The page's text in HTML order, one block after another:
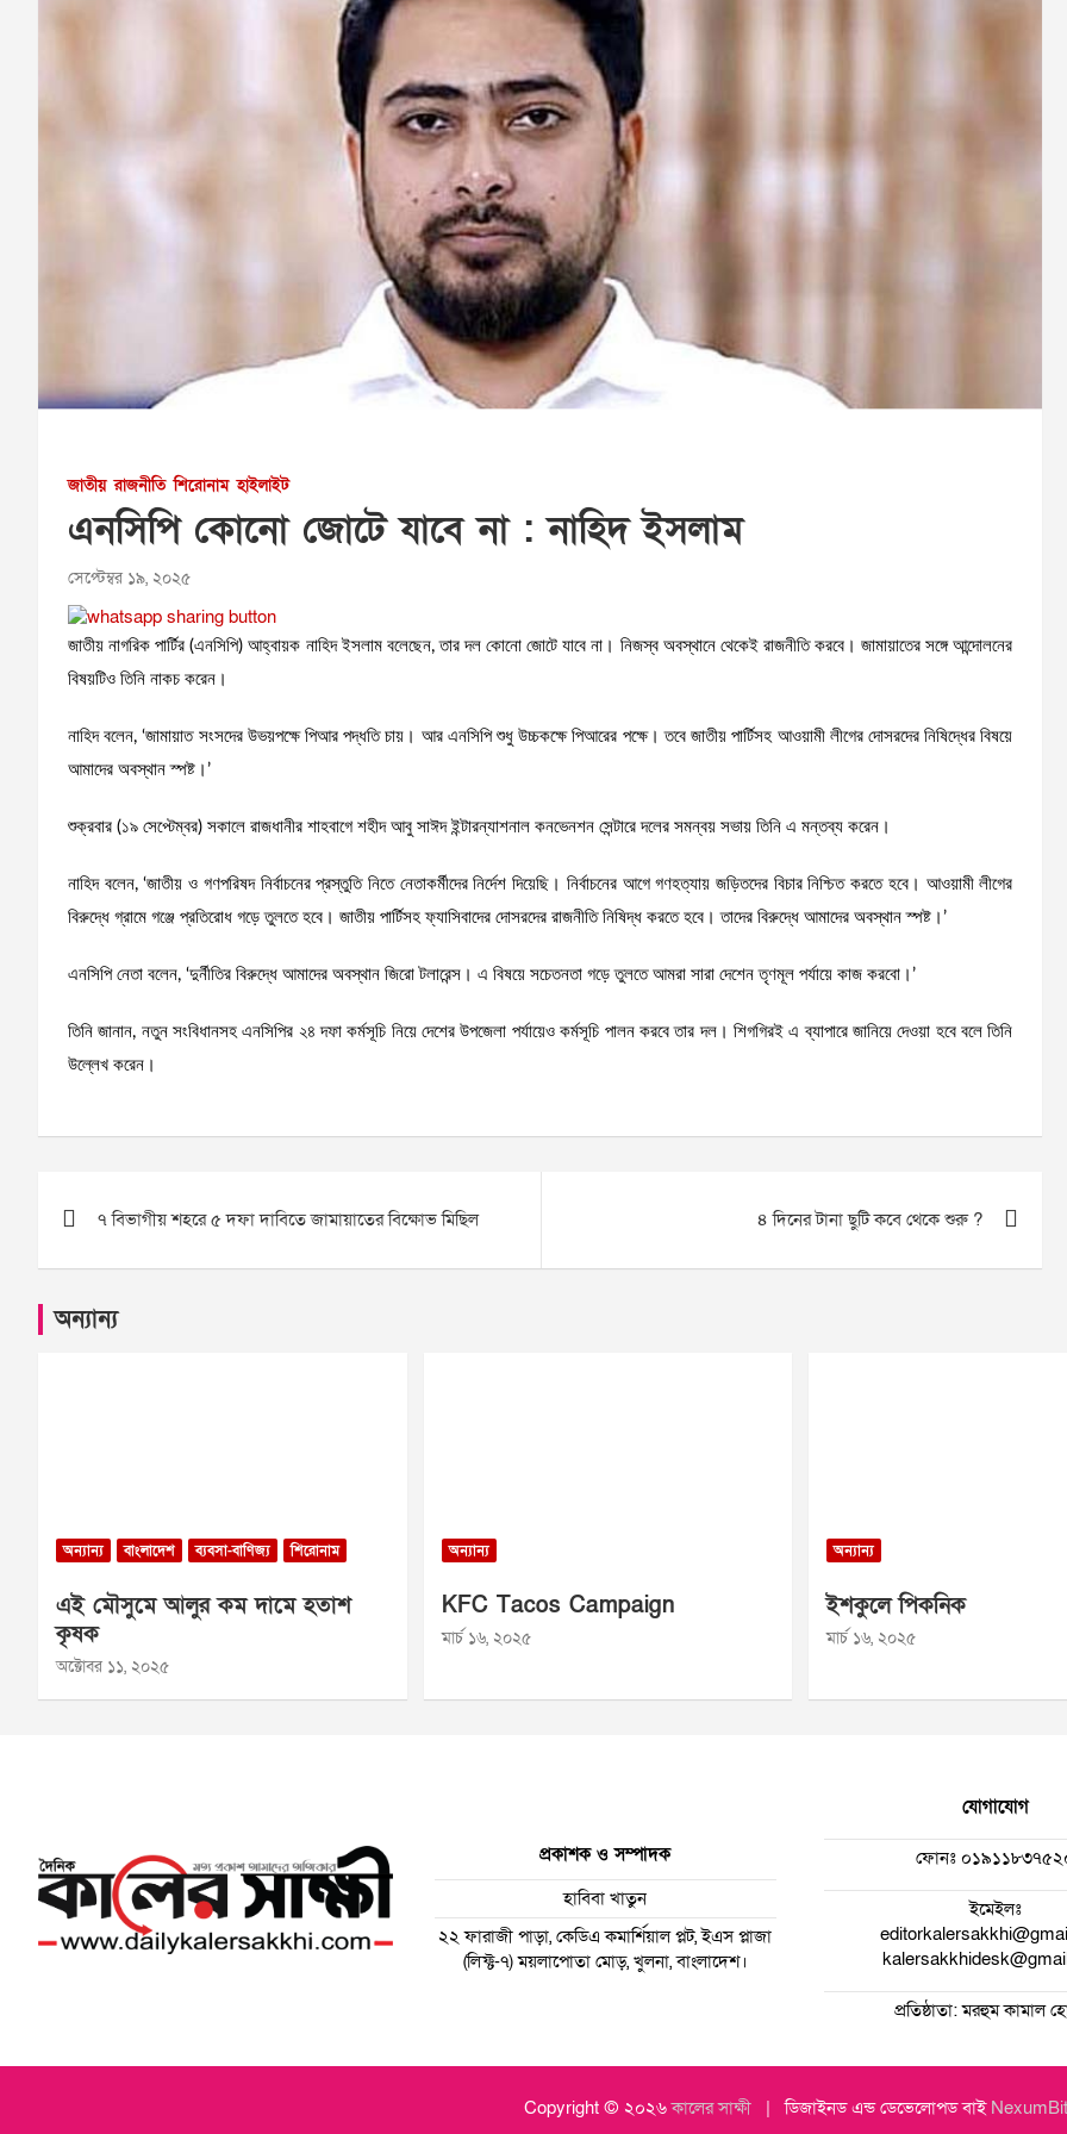
জাতীয় রাজনীতি শিরোনাম হাইলাইট
এনসিপি কোনো জোটে যাবে না : নাহিদ ইসলাম
সেপ্টেম্বর ১৯, ২০২৫
জাতীয় নাগরিক পার্টির (এনসিপি) আহ্বায়ক নাহিদ ইসলাম বলেছেন, তার দল কোনো জোটে যাবে না। নিজস্ব অবস্থানে থেকেই রাজনীতি করবে। জামায়াতের সঙ্গে আন্দোলনের
বিষয়টিও তিনি নাকচ করেন।
নাহিদ বলেন, ‘জামায়াত সংসদের উভয়পক্ষে পিআর পদ্ধতি চায়। আর এনসিপি শুধু উচ্চকক্ষে পিআরের পক্ষে। তবে জাতীয় পার্টিসহ আওয়ামী লীগের দোসরদের নিষিদ্ধের বিষয়ে
আমাদের অবস্থান স্পষ্ট।’
শুক্রবার (১৯ সেপ্টেম্বর) সকালে রাজধানীর শাহবাগে শহীদ আবু সাঈদ ইন্টারন্যাশনাল কনভেনশন সেন্টারে দলের সমন্বয় সভায় তিনি এ মন্তব্য করেন।
নাহিদ বলেন, ‘জাতীয় ও গণপরিষদ নির্বাচনের প্রস্তুতি নিতে নেতাকর্মীদের নির্দেশ দিয়েছি। নির্বাচনের আগে গণহত্যায় জড়িতদের বিচার নিশ্চিত করতে হবে। আওয়ামী লীগের
বিরুদ্ধে গ্রামে গঞ্জে প্রতিরোধ গড়ে তুলতে হবে। জাতীয় পার্টিসহ ফ্যাসিবাদের দোসরদের রাজনীতি নিষিদ্ধ করতে হবে। তাদের বিরুদ্ধে আমাদের অবস্থান স্পষ্ট।’
এনসিপি নেতা বলেন, ‘দুর্নীতির বিরুদ্ধে আমাদের অবস্থান জিরো টলারেন্স। এ বিষয়ে সচেতনতা গড়ে তুলতে আমরা সারা দেশেন তৃণমূল পর্যায়ে কাজ করবো।’
তিনি জানান, নতুন সংবিধানসহ এনসিপির ২৪ দফা কর্মসূচি নিয়ে দেশের উপজেলা পর্যায়েও কর্মসূচি পালন করবে তার দল। শিগগিরই এ ব্যাপারে জানিয়ে দেওয়া হবে বলে তিনি
উল্লেখ করেন।
navigation
৭ বিভাগীয় শহরে ৫ দফা দাবিতে জামায়াতের বিক্ষোভ মিছিল ৪ দিনের টানা ছুটি কবে থেকে শুরু ?
অন্যান্য
অন্যান্য বাংলাদেশ ব্যবসা-বাণিজ্য শিরোনাম
এই মৌসুমে আলুর কম দামে হতাশ
কৃষক
অক্টোবর ১১, ২০২৫
অন্যান্য
KFC Tacos Campaign
মার্চ ১৬, ২০২৫
অন্যান্য
ইশকুলে পিকনিক
মার্চ ১৬, ২০২৫
প্রকাশক ও সম্পাদক
হাবিবা খাতুন
২২ ফারাজী পাড়া, কেডিএ কমার্শিয়াল প্লট, ইএস প্লাজা
(লিফ্ট-৭) ময়লাপোতা মোড়, খুলনা, বাংলাদেশ।
যোগাযোগ
ফোনঃ
ইমেইলঃ
প্রতিষ্ঠাতা: মরহুম কামাল
Copyright © ২০২৬কালের সাক্ষী ডিজাইনড এন্ড ডেভেলোপড বাই NexumBit